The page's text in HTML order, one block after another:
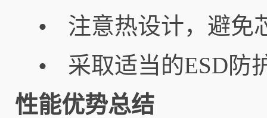
• 注意热设计，避免
• 采取适当的ESD防
性能优势总结